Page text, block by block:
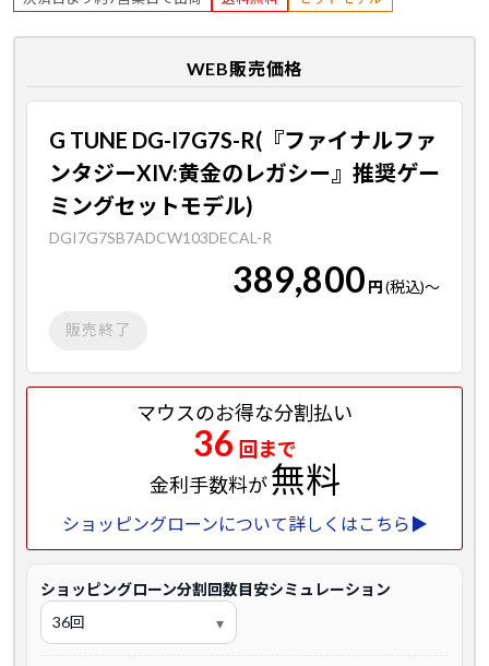
WEB販売価格
G TUNE DG-I7G7S-R(『ファイナルファ
ンタジーXIV:黄金のレガシー』推奨ゲー
ミングセットモデル)
DGI7G7SB7ADCW103DECAL-R
389,800 円(税込)～
販売終了
マウスのお得な分割払い
36 回まで
金利手数料が無料
ショッピングローンについて詳しくはこちら▶
ショッピングローン分割回数目安シミュレーション